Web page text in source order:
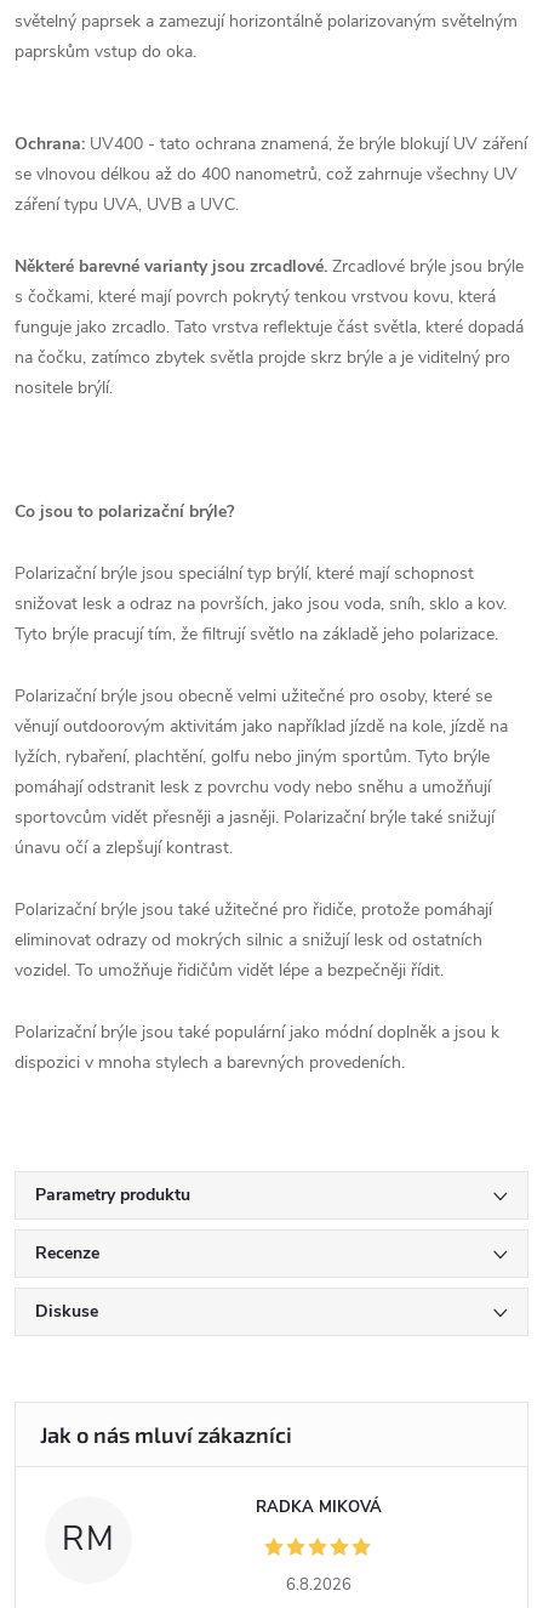
světelný paprsek a zamezují horizontálně polarizovaným světelným
paprskům vstup do oka.
Ochrana: UV400 - tato ochrana znamená, že brýle blokují UV záření
se vlnovou délkou až do 400 nanometrů, což zahrnuje všechny UV
záření typu UVA, UVB a UVC.
Některé barevné varianty jsou zrcadlové. Zrcadlové brýle jsou brýle
s čočkami, které mají povrch pokrytý tenkou vrstvou kovu, která
funguje jako zrcadlo. Tato vrstva reflektuje část světla, které dopadá
na čočku, zatímco zbytek světla projde skrz brýle a je viditelný pro
nositele brýlí.
Co jsou to polarizační brýle?
Polarizační brýle jsou speciální typ brýlí, které mají schopnost
snižovat lesk a odraz na površích, jako jsou voda, sníh, sklo a kov.
Tyto brýle pracují tím, že filtrují světlo na základě jeho polarizace.
Polarizační brýle jsou obecně velmi užitečné pro osoby, které se
věnují outdoorovým aktivitám jako například jízdě na kole, jízdě na
lyžích, rybaření, plachtění, golfu nebo jiným sportům. Tyto brýle
pomáhají odstranit lesk z povrchu vody nebo sněhu a umožňují
sportovcům vidět přesněji a jasněji. Polarizační brýle také snižují
únavu očí a zlepšují kontrast.
Polarizační brýle jsou také užitečné pro řidiče, protože pomáhají
eliminovat odrazy od mokrých silnic a snižují lesk od ostatních
vozidel. To umožňuje řidičům vidět lépe a bezpečněji řídit.
Polarizační brýle jsou také populární jako módní doplněk a jsou k
dispozici v mnoha stylech a barevných provedeních.
Parametry produktu
Recenze
Diskuse
RM
RADKA MIKOVÁ
6.8.2026